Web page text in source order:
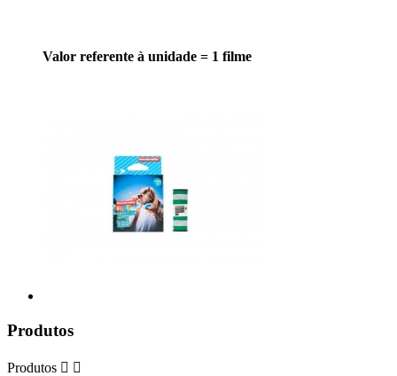
Valor referente à unidade = 1 filme
Produtos
Produtos  